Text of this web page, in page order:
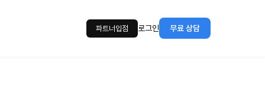
파트너입점 로그인 무료 상담